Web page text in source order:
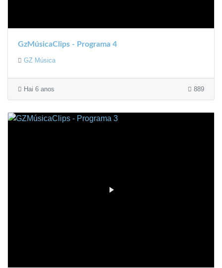
GzMúsicaClips - Programa 4
GZ Música
Hai 6 anos 889